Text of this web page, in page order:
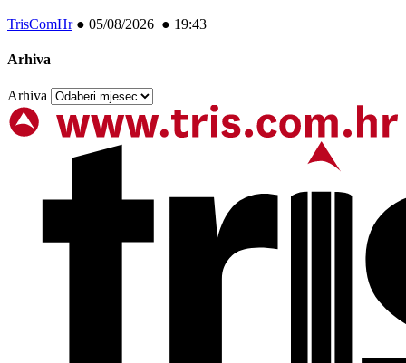
TrisComHr● 05/08/2026 ● 19:43
Arhiva
Arhiva